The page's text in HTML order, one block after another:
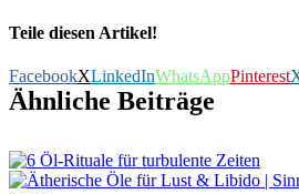
Teile diesen Artikel!
FacebookXLinkedInWhatsAppPinterest
Ähnliche Beiträge